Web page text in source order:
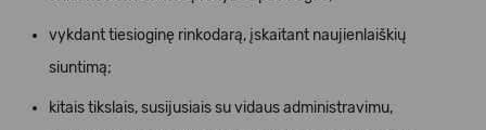
vykdant tiesioginę rinkodarą, įskaitant naujienlaiškių
siuntimą;
kitais tikslais, susijusiais su vidaus administravimu,